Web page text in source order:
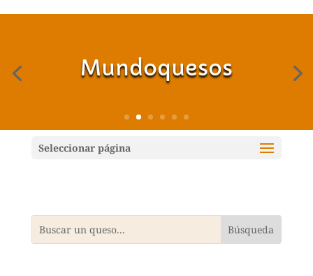
Mundoquesos
Seleccionar página